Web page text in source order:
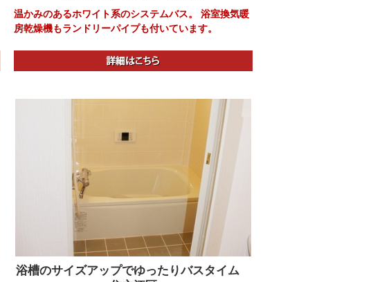
温かみのあるホワイト系のシステムバス。 浴室換気暖
房乾燥機もランドリーパイプも付いています。
浴槽のサイズアップでゆったりバスタイム